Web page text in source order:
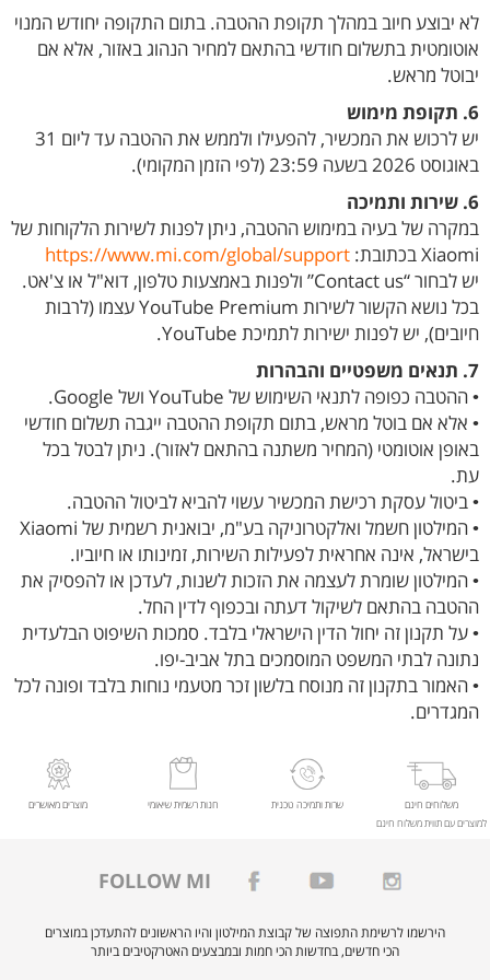
לא יבוצע חיוב במהלך תקופת ההטבה. בתום התקופה יחודש המנוי
אוטומטית בתשלום חודשי בהתאם למחיר הנהוג באזור, אלא אם
יבוטל מראש.
6. תקופת מימוש
יש לרכוש את המכשיר, להפעילו ולממש את ההטבה עד ליום 31
באוגוסט 2026 בשעה 23:59 (לפי הזמן המקומי).
6. שירות ותמיכה
במקרה של בעיה במימוש ההטבה, ניתן לפנות לשירות הלקוחות של
Xiaomi בכתובת:
https://www.mi.com/global/support
יש לבחור “Contact us” ולפנות באמצעות טלפון, דוא"ל או צ'אט.
בכל נושא הקשור לשירות YouTube Premium עצמו (לרבות
חיובים), יש לפנות ישירות לתמיכת YouTube.
7. תנאים משפטיים והבהרות
• ההטבה כפופה לתנאי השימוש של YouTube ושל Google.
• אלא אם בוטל מראש, בתום תקופת ההטבה ייגבה תשלום חודשי
באופן אוטומטי (המחיר משתנה בהתאם לאזור). ניתן לבטל בכל
עת.
• ביטול עסקת רכישת המכשיר עשוי להביא לביטול ההטבה.
• המילטון חשמל ואלקטרוניקה בע"מ, יבואנית רשמית של Xiaomi
בישראל, אינה אחראית לפעילות השירות, זמינותו או חיוביו.
• המילטון שומרת לעצמה את הזכות לשנות, לעדכן או להפסיק את
ההטבה בהתאם לשיקול דעתה ובכפוף לדין החל.
• על תקנון זה יחול הדין הישראלי בלבד. סמכות השיפוט הבלעדית
נתונה לבתי המשפט המוסמכים בתל אביב-יפו.
• האמור בתקנון זה מנוסח בלשון זכר מטעמי נוחות בלבד ופונה לכל
המגדרים.
משלוחים חינם
למוצרים עם תווית משלוח חינם
שרות ותמיכה טכנית חנות רשמית שיאומי מוצרים מאושרים
FOLLOW MI
הירשמו לרשימת התפוצה של קבוצת המילטון והיו הראשונים להתעדכן במוצרים
הכי חדשים, בחדשות הכי חמות ובמבצעים האטרקטיבים ביותר